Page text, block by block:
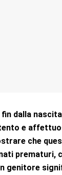
dalla
e
che
genitore